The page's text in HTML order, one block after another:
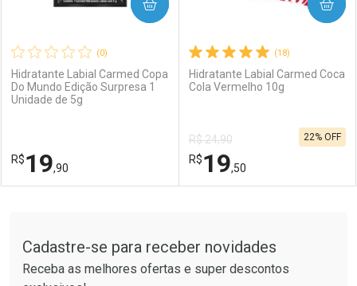
(0)
Hidratante Labial Carmed Copa
Do Mundo Edição Surpresa 1
Unidade de 5g
R$19,90
COMPRAR
Laboratório
Por Menos
(18)
Hidratante Labial Carmed Coca
Cola Vermelho 10g
R$ 24,90
R$19,50
22% OFF
COMPRAR
Laboratório
Por Menos
Cadastre-se para receber novidades
Receba as melhores ofertas e super descontos